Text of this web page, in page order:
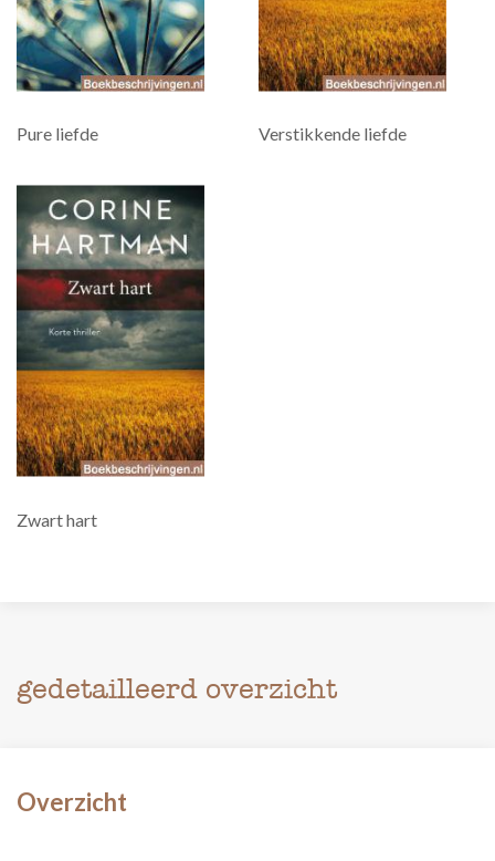
Pure liefde Verstikkende liefde
Zwart hart
gedetailleerd overzicht
Overzicht